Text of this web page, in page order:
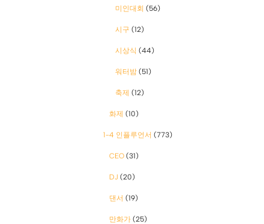
미인대회 (56)
시구 (12)
시상식 (44)
워터밤 (51)
축제 (12)
화제 (10)
1-4 인플루언서 (773)
CEO (31)
DJ (20)
댄서 (19)
만화가 (25)